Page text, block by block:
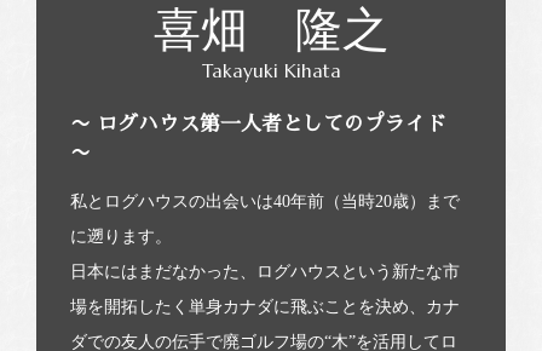
喜畑 隆之
Takayuki Kihata
〜 ログハウス第一人者としてのプライド
〜
私とログハウスの出会いは40年前（当時20歳）まで
に遡ります。
日本にはまだなかった、ログハウスという新たな市
場を開拓したく単身カナダに飛ぶことを決め、カナ
ダでの友人の伝手で廃ゴルフ場の“木”を活用してロ